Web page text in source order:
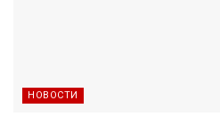
НОВОСТИ